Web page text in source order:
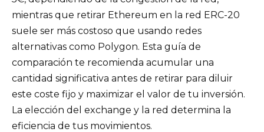
mientras que retirar Ethereum en la red ERC-20
suele ser más costoso que usando redes
alternativas como Polygon. Esta guía de
comparación te recomienda acumular una
cantidad significativa antes de retirar para diluir
este coste fijo y maximizar el valor de tu inversión.
La elección del exchange y la red determina la
eficiencia de tus movimientos.